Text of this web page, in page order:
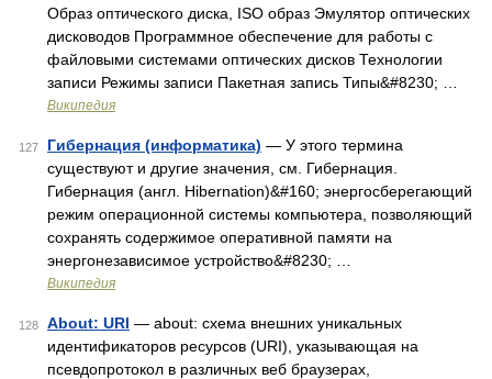
Образ оптического диска, ISO образ Эмулятор оптических
дисководов Программное обеспечение для работы с
файловыми системами оптических дисков Технологии
записи Режимы записи Пакетная запись Типы&#8230; …
Википедия
127 Гибернация (информатика) — У этого термина
существуют и другие значения, см. Гибернация.
Гибернация (англ. Hibernation)&#160; энергосберегающий
режим операционной системы компьютера, позволяющий
сохранять содержимое оперативной памяти на
энергонезависимое устройство&#8230; …
Википедия
128 About: URI — about: схема внешних уникальных
идентификаторов ресурсов (URI), указывающая на
псевдопротокол в различных веб браузерах,